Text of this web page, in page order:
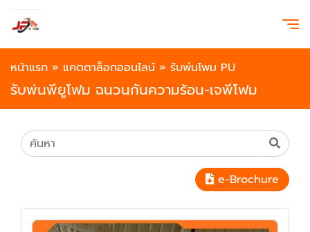
หน้าแรก » แคตตาล็อกออนไลน์ » รับพ่นโพม PU
รับพ่นพียูโฟม ฉนวนกันความร้อน-เจพีโฟม
e-Brochure